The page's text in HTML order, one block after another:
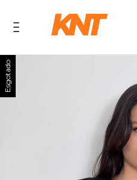
Esgotado